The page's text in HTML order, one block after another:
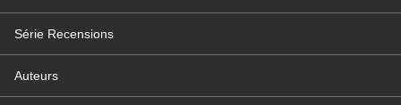
Série Recensions
Auteurs